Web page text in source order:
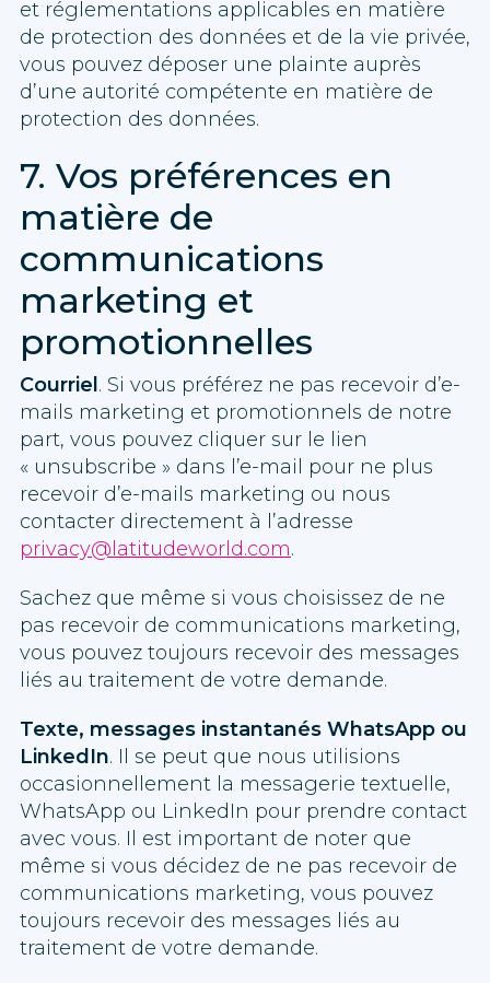
et réglementations applicables en matière
de protection des données et de la vie privée,
vous pouvez déposer une plainte auprès
d’une autorité compétente en matière de
protection des données.
7. Vos préférences en
matière de
communications
marketing et
promotionnelles
Courriel . Si vous préférez ne pas recevoir d’e-
mails marketing et promotionnels de notre
part, vous pouvez cliquer sur le lien
« unsubscribe » dans l’e-mail pour ne plus
recevoir d’e-mails marketing ou nous
contacter directement à l’adresse
privacy@latitudeworld.com.
Sachez que même si vous choisissez de ne
pas recevoir de communications marketing,
vous pouvez toujours recevoir des messages
liés au traitement de votre demande.
Texte, messages instantanés WhatsApp ou
LinkedIn. Il se peut que nous utilisions
occasionnellement la messagerie textuelle,
WhatsApp ou LinkedIn pour prendre contact
avec vous. Il est important de noter que
même si vous décidez de ne pas recevoir de
communications marketing, vous pouvez
toujours recevoir des messages liés au
traitement de votre demande.